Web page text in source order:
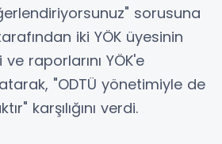
sorusuna
iki YÖK üyesinin
raporlarını YÖK'e
"ODTÜ yönetimiyle de
karşılığını verdi.